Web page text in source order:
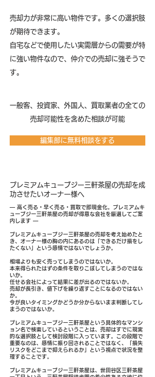
売却力が非常に高い物件です。多くの選択肢
が期待できます。
自宅などで使用したい実需層からの需要が特
に強い物件なので、仲介での売却に強そうで
す。
​一般客、投資家、外国人、買取業者の全ての
売却可能性を含めた相談が可能
編集部に無料相談をする
プレミアムキューブジー三軒茶屋の売却を成
功させたいオーナー様へ
― 高く売る・早く売る・買取で即現金化。プレミアムキ
ューブジー三軒茶屋の売却が得意な会社を厳選してご案
内します ―
プレミアムキューブジー三軒茶屋の売却を考え始めたと
き、オーナー様の胸の内にあるのは「できるだけ損をし
たくない」という感情ではないでしょうか。
相場よりも安く売ってしまうのではないか。
本来得られたはずの条件を取りこぼしてしまうのではな
いか。
任せる会社によって結果に差が出るのではないか。
売却が長引き、値下げを繰り返すことになるのではない
か。
今が良いタイミングかどうか分からないまま判断してし
まうのではないか。
プレミアムキューブジー三軒茶屋という具体的なマンシ
ョン名で検索しているということは、売却はすでに現実
的な選択肢として検討段階に入っています。この段階で
重要なのは、感情に振り回されることではなく、「損失
リスクをどこまで抑えられるか」という視点で状況を整
理することです。
プレミアムキューブジー三軒茶屋は、世田谷区三軒茶屋